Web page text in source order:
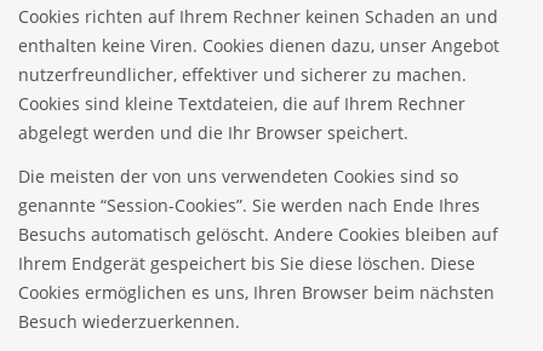
Cookies richten auf Ihrem Rechner keinen Schaden an und
enthalten keine Viren. Cookies dienen dazu, unser Angebot
nutzerfreundlicher, effektiver und sicherer zu machen.
Cookies sind kleine Textdateien, die auf Ihrem Rechner
abgelegt werden und die Ihr Browser speichert.
Die meisten der von uns verwendeten Cookies sind so
genannte “Session-Cookies”. Sie werden nach Ende Ihres
Besuchs automatisch gelöscht. Andere Cookies bleiben auf
Ihrem Endgerät gespeichert bis Sie diese löschen. Diese
Cookies ermöglichen es uns, Ihren Browser beim nächsten
Besuch wiederzuerkennen.